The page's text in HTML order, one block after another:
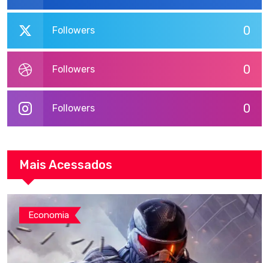
0
Followers
0
Followers
0
Followers
Mais Acessados
Economia